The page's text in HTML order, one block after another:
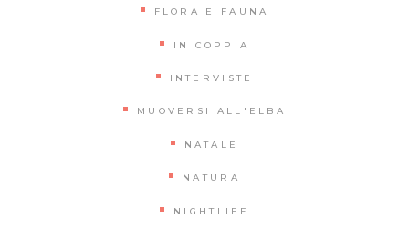
FLORA E FAUNA
IN COPPIA
INTERVISTE
MUOVERSI ALL'ELBA
NATALE
NATURA
NIGHTLIFE